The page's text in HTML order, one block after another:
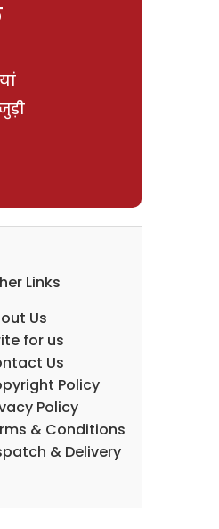
Links
Us
for us
Us
Policy
Policy
& Conditions
& Delivery